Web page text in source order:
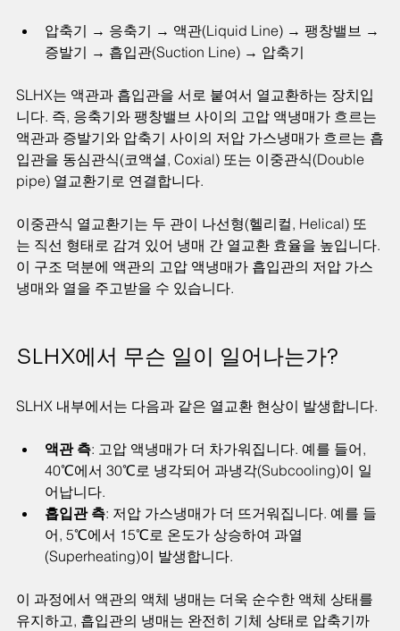
압축기 → 응축기 → 액관(Liquid Line) → 팽창밸브 →
증발기 → 흡입관(Suction Line) → 압축기
SLHX는 액관과 흡입관을 서로 붙여서 열교환하는 장치입
니다. 즉, 응축기와 팽창밸브 사이의 고압 액냉매가 흐르는
액관과 증발기와 압축기 사이의 저압 가스냉매가 흐르는 흡
입관을 동심관식(코액셜, Coxial) 또는 이중관식(Double
pipe) 열교환기로 연결합니다.
이중관식 열교환기는 두 관이 나선형(헬리컬, Helical) 또
는 직선 형태로 감겨 있어 냉매 간 열교환 효율을 높입니다.
이 구조 덕분에 액관의 고압 액냉매가 흡입관의 저압 가스
냉매와 열을 주고받을 수 있습니다.
SLHX에서 무슨 일이 일어나는가?
SLHX 내부에서는 다음과 같은 열교환 현상이 발생합니다.
액관 측: 고압 액냉매가 더 차가워집니다. 예를 들어,
40℃에서 30℃로 냉각되어 과냉각(Subcooling)이 일
어납니다.
흡입관 측: 저압 가스냉매가 더 뜨거워집니다. 예를 들
어, 5℃에서 15℃로 온도가 상승하여 과열
(Superheating)이 발생합니다.
이 과정에서 액관의 액체 냉매는 더욱 순수한 액체 상태를
유지하고, 흡입관의 냉매는 완전히 기체 상태로 압축기까